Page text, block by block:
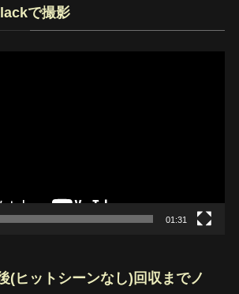
で撮影
01:31
(ヒットシーンなし)回収までノ